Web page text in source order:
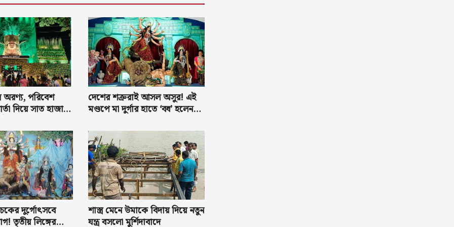
অরণ্য, পরিবেশ
দিয়ে সাত হাজার
হয়েছে গাছের
দেশের শক্ররাই আসল অসুর! এই
মণ্ডপে মা দুর্গার হাতে ‘বধ’ হলেন
রাষ্ট্রনেতারা
দুর্গোৎসবে
তৃতীয় লিঙ্গের
শাস্ত্র মেনে উমাকে বিদায় দিয়ে নতুন
যন্ত্র বসলো মুর্শিদাবাদে